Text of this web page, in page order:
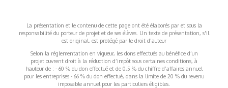
La présentation et le contenu de cette page ont été élaborés par et sous la
responsabilité du porteur de projet et de ses élèves. Un texte de présentation, s'il
est original, est protégé par le droit d'auteur
Selon la réglementation en vigueur, les dons effectués au bénéfice d’un
projet ouvrent droit à la réduction d’impôt sous certaines conditions, à
hauteur de : - 60 % du don effectué et de 0,5 % du chiffre d’affaires annuel
pour les entreprises - 66 % du don effectué, dans la limite de 20 % du revenu
imposable annuel pour les particuliers éligibles.